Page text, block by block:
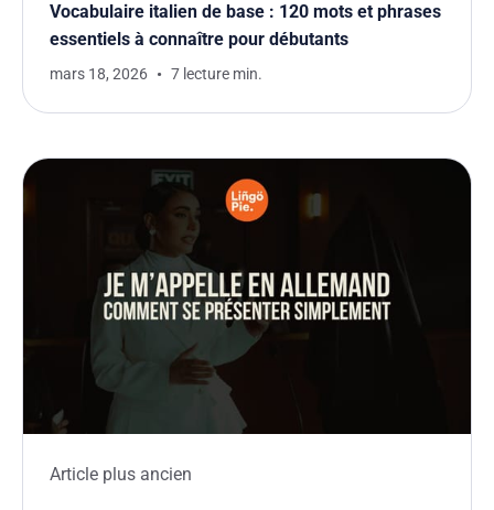
Vocabulaire italien de base : 120 mots et phrases
essentiels à connaître pour débutants
mars 18, 2026 7 lecture min.
Article plus ancien